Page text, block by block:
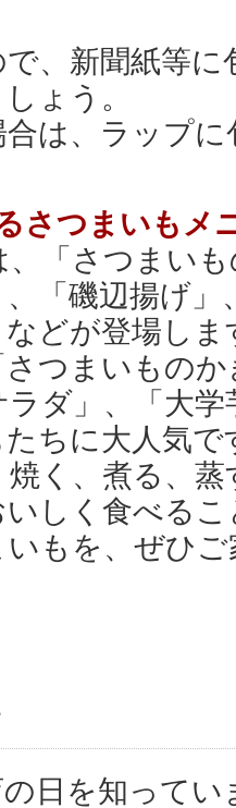
で、新聞紙等
ょう。
は、ラップに
さつまいもメ
、「さつまい
「磯辺揚げ」
どが登場しま
つまいもの
ラダ」、「大
ちに大人気で
く、煮る、
しく食べる
もを、ぜひ
日を知ってい